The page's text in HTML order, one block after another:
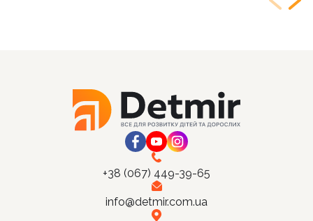
+38 (067) 449-39-65
info@detmir.com.ua